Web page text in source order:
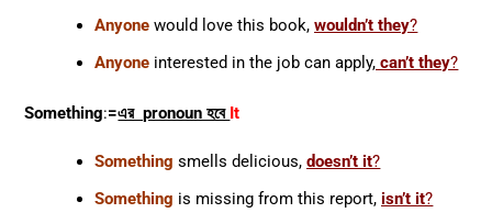
Anyone would love this book,wouldn’t they?
Anyone interested in the job can apply, can’t they?
Something:=এর pronoun হবে It
Something smells delicious,doesn’t it?
Something is missing from this report, isn’t it?